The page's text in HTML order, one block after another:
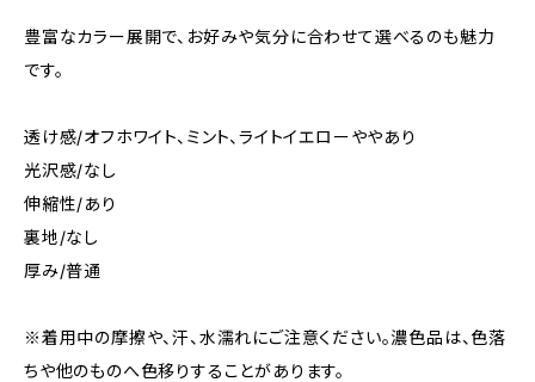
豊富なカラー展開で、お好みや気分に合わせて選べるのも魅力
です。
透け感/オフホワイト、ミント、ライトイエローややあり
光沢感/なし
伸縮性/あり
裏地/なし
厚み/普通
※着用中の摩擦や、汗、水濡れにご注意ください。濃色品は、色落
ちや他のものへ色移りすることがあります。